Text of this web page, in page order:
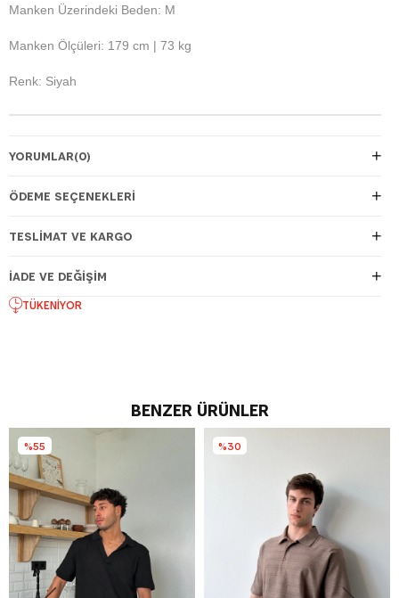
Manken Üzerindeki Beden: M
Manken Ölçüleri: 179 cm | 73 kg
Renk: Siyah
YORUMLAR(0)
ÖDEME SEÇENEKLERI
TESLIMAT VE KARGO
İADE VE DEĞIŞIM
TÜKENIYOR
BENZER ÜRÜNLER
%55 %30